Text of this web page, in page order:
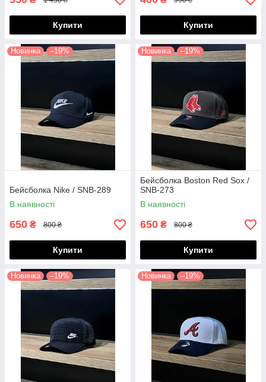
Купити Купити
Новинка –19%
Бейсболка Nike / SNB-289
В наявності
650 ₴ 800 ₴
Купити
Новинка –19%
Бейсболка Boston Red Sox /
SNB-273
В наявності
650 ₴ 800 ₴
Купити
Новинка –19% Новинка –19%